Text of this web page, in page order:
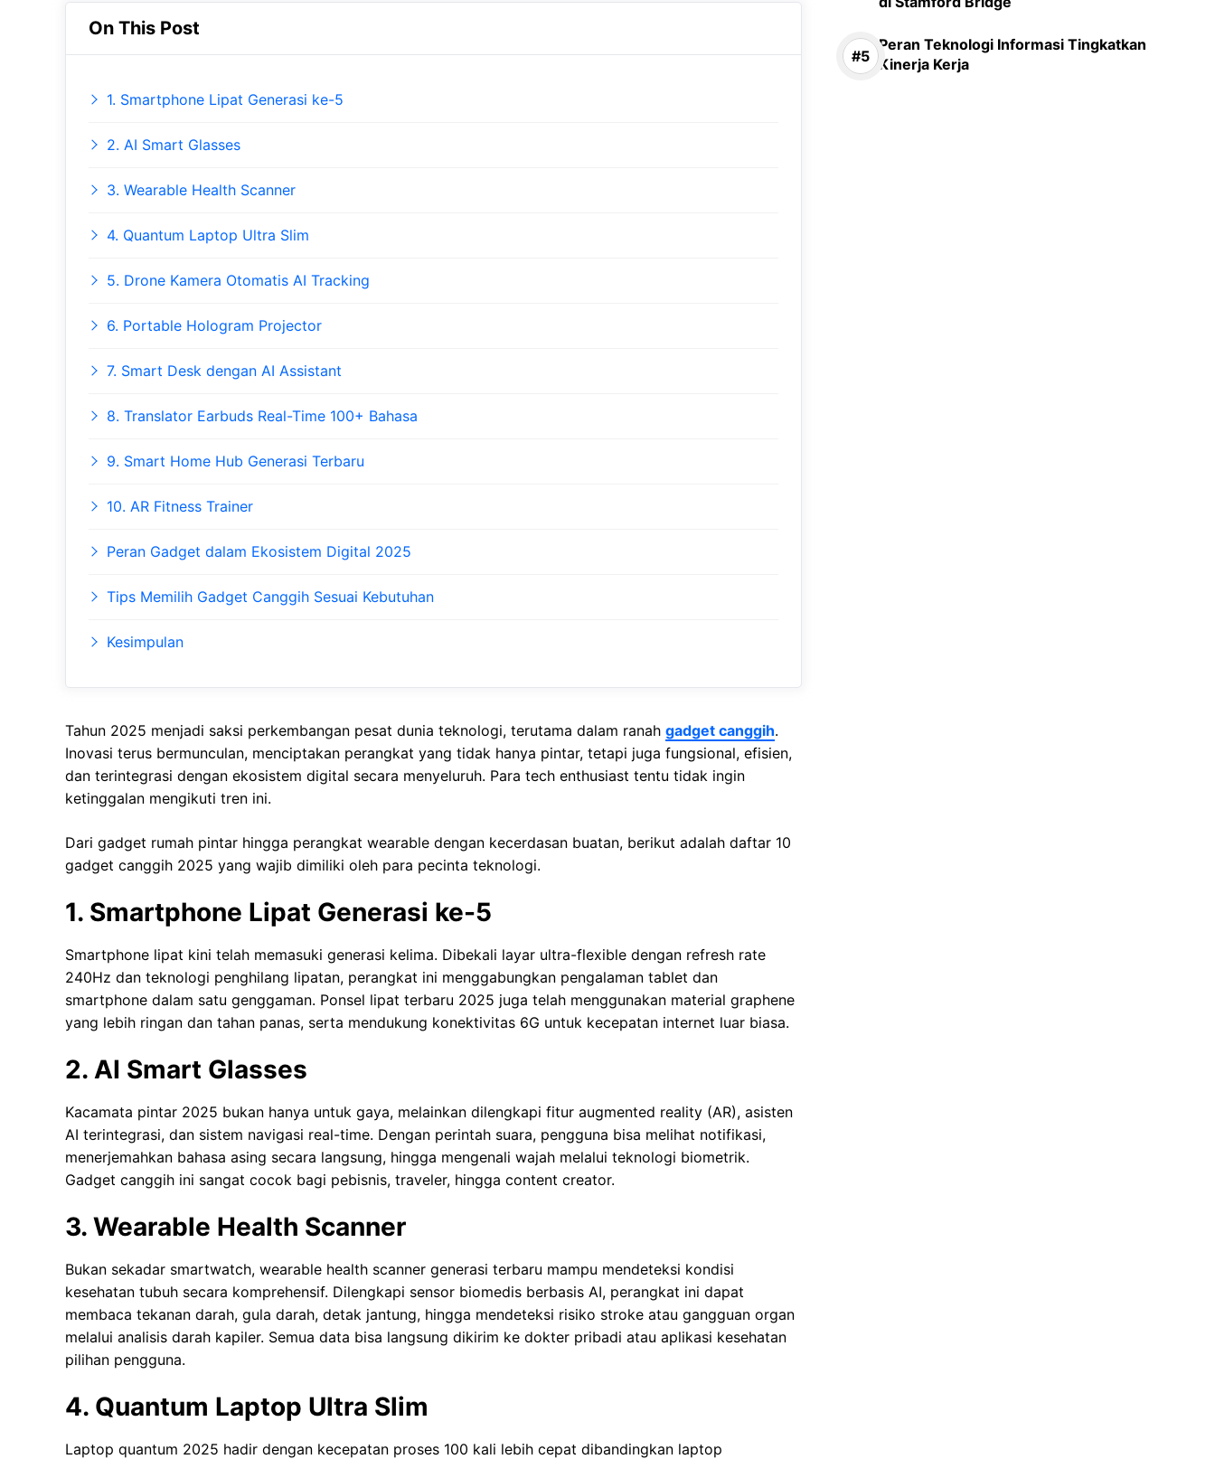
On This Post
1. Smartphone Lipat Generasi ke-5
2. AI Smart Glasses
3. Wearable Health Scanner
4. Quantum Laptop Ultra Slim
5. Drone Kamera Otomatis AI Tracking
6. Portable Hologram Projector
7. Smart Desk dengan AI Assistant
8. Translator Earbuds Real-Time 100+ Bahasa
9. Smart Home Hub Generasi Terbaru
10. AR Fitness Trainer
Peran Gadget dalam Ekosistem Digital 2025
Tips Memilih Gadget Canggih Sesuai Kebutuhan
Kesimpulan
Tahun 2025 menjadi saksi perkembangan pesat dunia teknologi, terutama dalam ranah gadget canggih.
Inovasi terus bermunculan, menciptakan perangkat yang tidak hanya pintar, tetapi juga fungsional, efisien,
dan terintegrasi dengan ekosistem digital secara menyeluruh. Para tech enthusiast tentu tidak ingin
ketinggalan mengikuti tren ini.
Dari gadget rumah pintar hingga perangkat wearable dengan kecerdasan buatan, berikut adalah daftar 10
gadget canggih 2025 yang wajib dimiliki oleh para pecinta teknologi.
1. Smartphone Lipat Generasi ke-5
Smartphone lipat kini telah memasuki generasi kelima. Dibekali layar ultra-flexible dengan refresh rate
240Hz dan teknologi penghilang lipatan, perangkat ini menggabungkan pengalaman tablet dan
smartphone dalam satu genggaman. Ponsel lipat terbaru 2025 juga telah menggunakan material graphene
yang lebih ringan dan tahan panas, serta mendukung konektivitas 6G untuk kecepatan internet luar biasa.
2. AI Smart Glasses
Kacamata pintar 2025 bukan hanya untuk gaya, melainkan dilengkapi fitur augmented reality (AR), asisten
AI terintegrasi, dan sistem navigasi real-time. Dengan perintah suara, pengguna bisa melihat notifikasi,
menerjemahkan bahasa asing secara langsung, hingga mengenali wajah melalui teknologi biometrik.
Gadget canggih ini sangat cocok bagi pebisnis, traveler, hingga content creator.
3. Wearable Health Scanner
Bukan sekadar smartwatch, wearable health scanner generasi terbaru mampu mendeteksi kondisi
kesehatan tubuh secara komprehensif. Dilengkapi sensor biomedis berbasis AI, perangkat ini dapat
membaca tekanan darah, gula darah, detak jantung, hingga mendeteksi risiko stroke atau gangguan organ
melalui analisis darah kapiler. Semua data bisa langsung dikirim ke dokter pribadi atau aplikasi kesehatan
pilihan pengguna.
4. Quantum Laptop Ultra Slim
Laptop quantum 2025 hadir dengan kecepatan proses 100 kali lebih cepat dibandingkan laptop
Peran Teknologi Informasi Tingkatkan
Kinerja Kerja